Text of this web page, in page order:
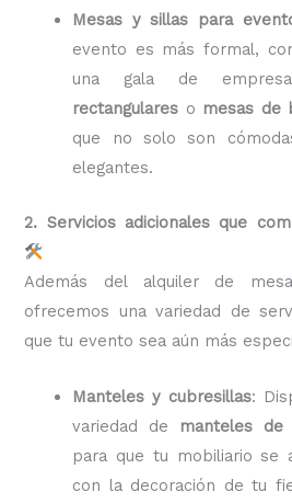
Mesas y sillas para
evento es más formal,
una gala de
rectangulares o mesas de
que no solo son
elegantes.
2. Servicios adicionales que
Además del alquiler de
ofrecemos una variedad de
que tu evento sea aún más
Manteles y cubresillas:
variedad de manteles de
para que tu mobiliario se
con la decoración de tu